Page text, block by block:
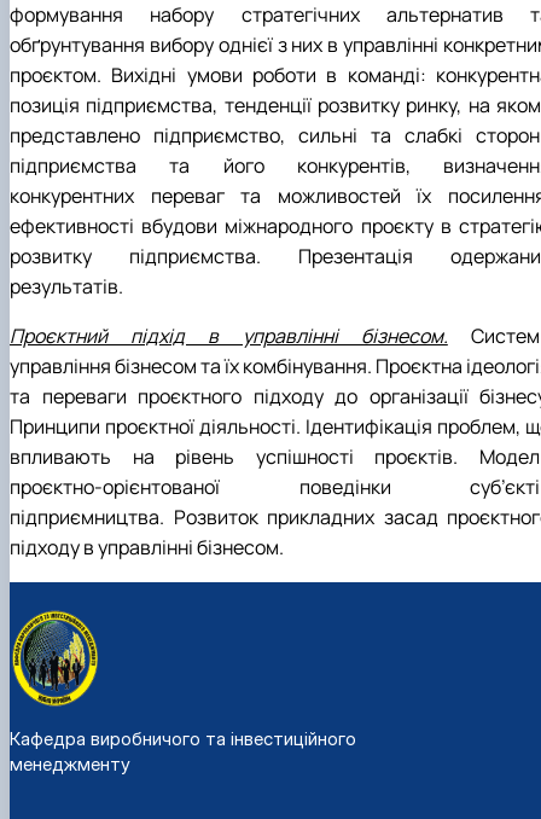
формування набору стратегічних альтернатив
обґрунтування вибору однієї з них в управлінні
проєктом. Вихідні умови роботи в команді:
позиція підприємства, тенденції розвитку ринку, на
представлено підприємство, сильні та слабкі
підприємства та його конкурентів,
конкурентних переваг та можливостей їх
ефективності вбудови міжнародного проєкту в
розвитку підприємства. Презентація
результатів.
Проєктний підхід в управлінні бізнесом.
управління бізнесом та їх комбінування. Проєктна
та переваги проєктного підходу до організації
Принципи проєктної діяльності. Ідентифікація проблем,
впливають на рівень успішності проєктів.
проєктно-орієнтованої поведінки
підприємництва. Розвиток прикладних засад
підходу в управлінні бізнесом.
Кафедра виробничого та інвестиційного
менеджменту